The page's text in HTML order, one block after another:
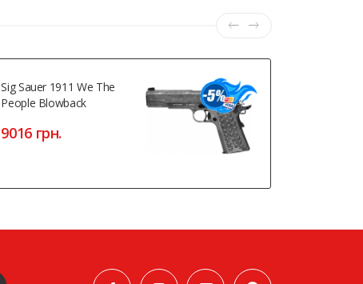
Sig Sauer 1911 We The
People Blowback
9016 грн.